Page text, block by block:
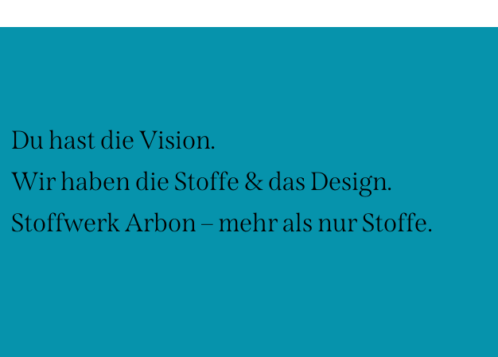
Du hast die Vision.
Wir haben die Stoffe & das Design.
Stoffwerk Arbon – mehr als nur Stoffe.